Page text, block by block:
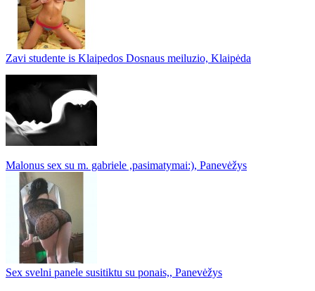
Zavi studente is Klaipedos Dosnaus meiluzio, Klaipėda
Malonus sex su m. gabriele ,pasimatymai:), Panevėžys
Sex svelni panele susitiktu su ponais,, Panevėžys